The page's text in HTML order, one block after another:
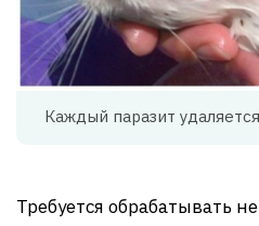
Каждый паразит
Требуется обрабатывать